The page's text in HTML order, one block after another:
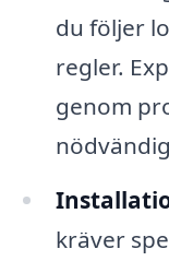
du följer
regler.
genom
kräver